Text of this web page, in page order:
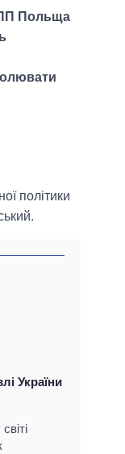
Польща
політики
України